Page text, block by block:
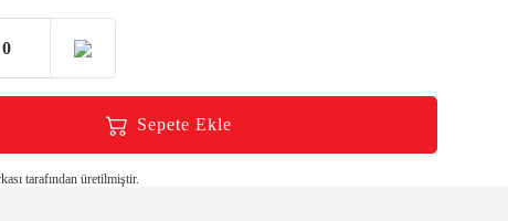
Sepete Ekle
tarafından üretilmiştir.